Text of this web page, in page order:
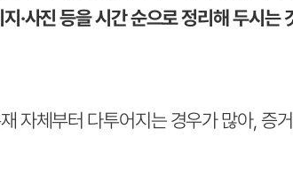
·사진 등을 시간 순으로 정리해 두시는
자체부터 다투어지는 경우가 많아, 증